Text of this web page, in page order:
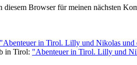
Browser für meinen nächsten
in Tirol: "Abenteuer in Tirol. Lilly und